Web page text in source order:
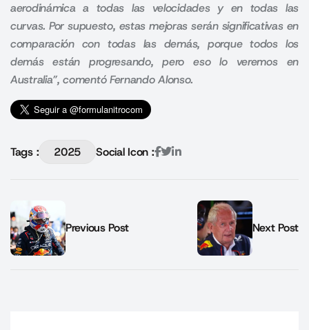
aerodinámica a todas las velocidades y en todas las
curvas. Por supuesto, estas mejoras serán significativas en
comparación con todas las demás, porque todos los
demás están progresando, pero eso lo veremos en
Australia”, comentó Fernando Alonso.
Tags : 2025 Social Icon :
Previous Post Next Post